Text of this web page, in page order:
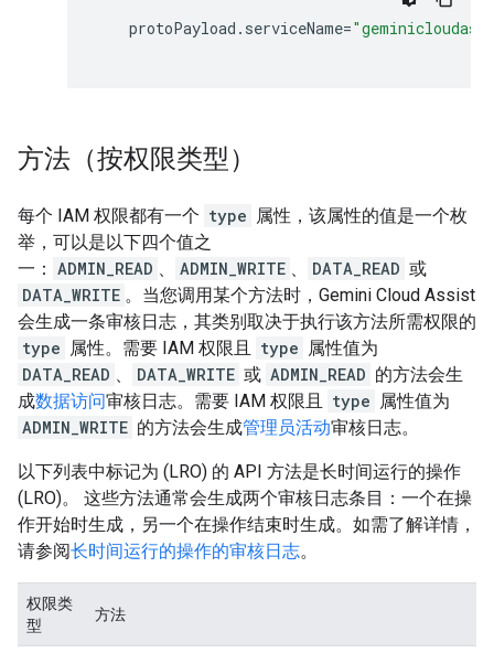
protoPayload . serviceName=
方法（按权限类型）
每个 IAM 权限都有一个 type 属性，该属性的值是一个枚
举，可以是以下四个值之
一： ADMIN_READ 、 ADMIN_WRITE 、 DATA_READ 或
DATA_WRITE 。当您调用某个方法时，Gemini Cloud Assist
会生成一条审核日志，其类别取决于执行该方法所需权限的
type 属性。需要 IAM 权限且 type 属性值为
DATA_READ 、 DATA_WRITE 或 ADMIN_READ 的方法会生
成数据访问审核日志。需要 IAM 权限且 type 属性值为
ADMIN_WRITE 的方法会生成管理员活动审核日志。
以下列表中标记为 (LRO) 的 API 方法是长时间运行的操作
(LRO)。 这些方法通常会生成两个审核日志条目：一个在操
作开始时生成，另一个在操作结束时生成。如需了解详情，
请参阅长时间运行的操作的审核日志。
权限类
型
方法